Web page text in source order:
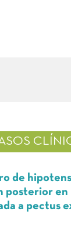
de
en
a pectus